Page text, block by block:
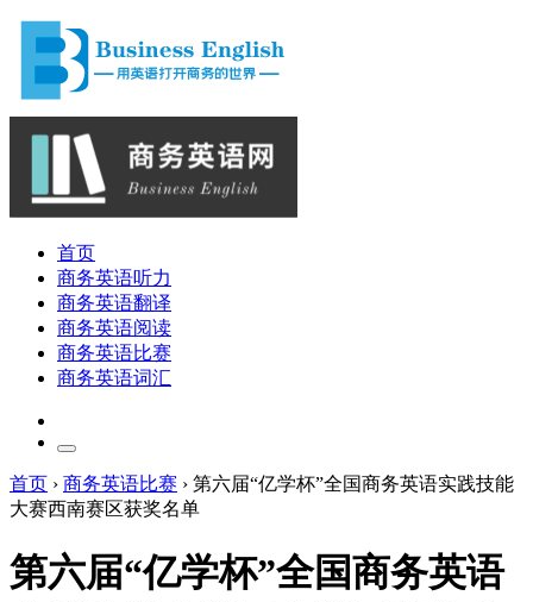
首页
商务英语听力
商务英语翻译
商务英语阅读
商务英语比赛
商务英语词汇
首页 › 商务英语比赛 › 第六届“亿学杯”全国商务英语实践技能
大赛西南赛区获奖名单
第六届“亿学杯”全国商务英语